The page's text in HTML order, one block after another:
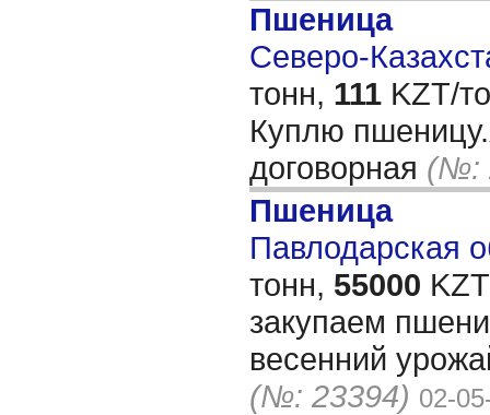
Пшеница
Северо-
тонн, 111 KZT/
Куплю
договорная (№:
Пшеница
Павлодарская
тонн, 55000
закупаем
весенний
(№: 23394) 02-